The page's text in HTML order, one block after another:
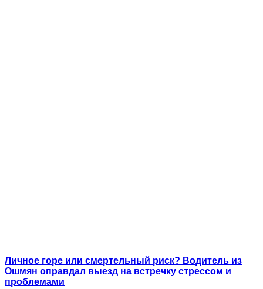
Личное горе или смертельный риск? Водитель из
Ошмян оправдал выезд на встречку стрессом и
проблемами